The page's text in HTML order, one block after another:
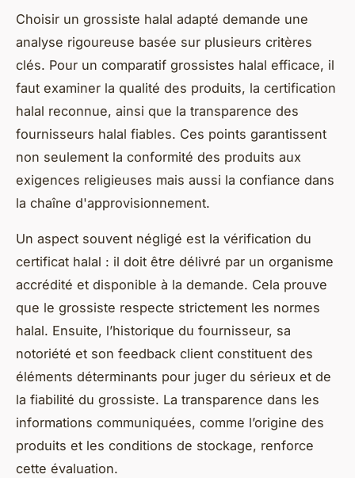
Choisir un grossiste halal adapté demande une
analyse rigoureuse basée sur plusieurs critères
clés. Pour un comparatif grossistes halal efficace, il
faut examiner la qualité des produits, la certification
halal reconnue, ainsi que la transparence des
fournisseurs halal fiables. Ces points garantissent
non seulement la conformité des produits aux
exigences religieuses mais aussi la confiance dans
la chaîne d'approvisionnement.
Un aspect souvent négligé est la vérification du
certificat halal : il doit être délivré par un organisme
accrédité et disponible à la demande. Cela prouve
que le grossiste respecte strictement les normes
halal. Ensuite, l’historique du fournisseur, sa
notoriété et son feedback client constituent des
éléments déterminants pour juger du sérieux et de
la fiabilité du grossiste. La transparence dans les
informations communiquées, comme l’origine des
produits et les conditions de stockage, renforce
cette évaluation.